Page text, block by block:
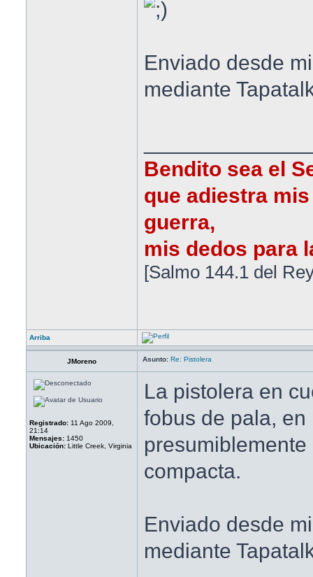
Enviado desde
mediante
Bendito sea el
que adiestra
guerra,
mis dedos para
[Salmo 144.1 del
Arriba
JMoreno Asunto: Re: Pistolera
Registrado: 11 Ago 2009,
21:14
Mensajes: 1450
Ubicación: Little Creek, Virginia
La pistolera en
fobus de pala, en
compacta.
Enviado desde
mediante